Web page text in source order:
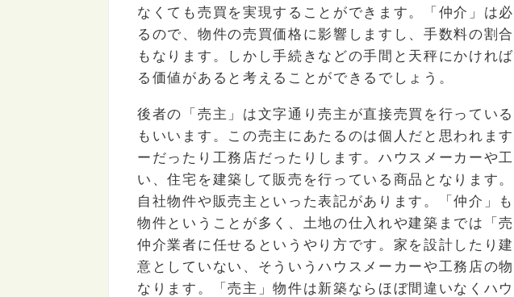
なくても売買を実現することができます。「仲介」は
るので、物件の売買価格に影響しますし、手数料の割
もなります。しかし手続きなどの手間と天秤にかけれ
る価値があると考えることができるでしょう。
後者の「売主」は文字通り売主が直接売買を行ってい
もいいます。この売主にあたるのは個人だと思われま
ーだったり工務店だったりします。ハウスメーカーや
い、住宅を建築して販売を行っている商品となります
自社物件や販売主といった表記があります。「仲介」
物件ということが多く、土地の仕入れや建築までは「
仲介業者に任せるというやり方です。家を設計したり
意としていない、そういうハウスメーカーや工務店の
なります。「売主」物件は新築ならほぼ間違いなくハ